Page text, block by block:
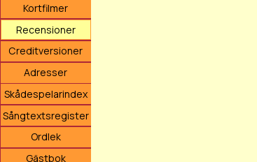
Kortfilmer
Recensioner
Creditversioner
Adresser
Skådespelarindex
Sångtextsregister
Ordlek
Gästbok